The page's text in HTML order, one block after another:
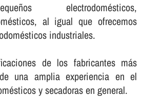
electrodomésticos,
al igual que ofrecemos
industriales.
de los fabricantes más
una amplia experiencia en el
y secadoras en general.